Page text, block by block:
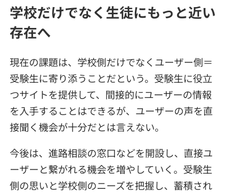
学校だけでなく生徒にもっと近い
存在へ
現在の課題は、学校側だけでなくユーザー側＝
受験生に寄り添うことだという。受験生に役立
つサイトを提供して、間接的にユーザーの情報
を入手することはできるが、ユーザーの声を直
接聞く機会が十分だとは言えない。
今後は、進路相談の窓口などを開設し、直接ユ
ーザーと繋がれる機会を増やしていく。受験生
側の思いと学校側のニーズを把握し、蓄積され